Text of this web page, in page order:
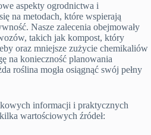
aspekty ogrodnictwa i
na metodach, które wspierają
Nasze zalecenia obejmowały
takich jak kompost, który
oraz mniejsze zużycie chemikaliów
na konieczność planowania
roślina mogła osiągnąć swój pełny
informacji i praktycznych
wartościowych źródeł: